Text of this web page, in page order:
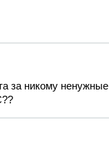
за никому